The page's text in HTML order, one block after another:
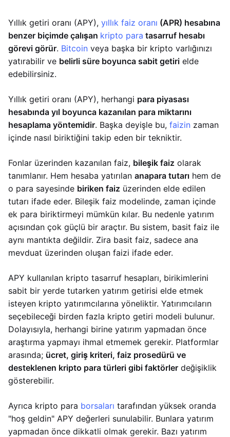
Yıllık getiri oranı (APY), yıllık faiz oranı (APR) hesabına
benzer biçimde çalışan kripto para tasarruf hesabı
görevi görür. Bitcoin veya başka bir kripto varlığınızı
yatırabilir ve belirli süre boyunca sabit getiri elde
edebilirsiniz.
Yıllık getiri oranı (APY), herhangi para piyasası
hesabında yıl boyunca kazanılan para miktarını
hesaplama yöntemidir. Başka deyişle bu, faizin zaman
içinde nasıl biriktiğini takip eden bir tekniktir.
Fonlar üzerinden kazanılan faiz, bileşik faiz olarak
tanımlanır. Hem hesaba yatırılan anapara tutarı hem de
o para sayesinde biriken faiz üzerinden elde edilen
tutarı ifade eder. Bileşik faiz modelinde, zaman içinde
ek para biriktirmeyi mümkün kılar. Bu nedenle yatırım
açısından çok güçlü bir araçtır. Bu sistem, basit faiz ile
aynı mantıkta değildir. Zira basit faiz, sadece ana
mevduat üzerinden oluşan faizi ifade eder.
APY kullanılan kripto tasarruf hesapları, birikimlerini
sabit bir yerde tutarken yatırım getirisi elde etmek
isteyen kripto yatırımcılarına yöneliktir. Yatırımcıların
seçebileceği birden fazla kripto getiri modeli bulunur.
Dolayısıyla, herhangi birine yatırım yapmadan önce
araştırma yapmayı ihmal etmemek gerekir. Platformlar
arasında; ücret, giriş kriteri, faiz prosedürü ve
desteklenen kripto para türleri gibi faktörler değişiklik
gösterebilir.
Ayrıca kripto para borsaları tarafından yüksek oranda
"hoş geldin" APY değerleri sunulabilir. Bunlara yatırım
yapmadan önce dikkatli olmak gerekir. Bazı yatırım